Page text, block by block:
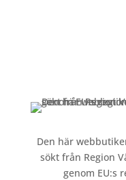
Den här
sökt från Region
genom EU:s